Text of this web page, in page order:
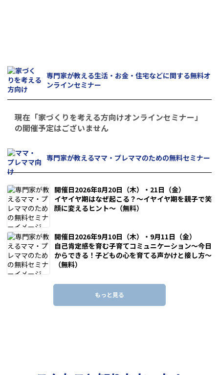
専門家が教える生活・お金・住宅などに関する無料オ
ンラインセミナー
現在「家づくりを考える方向けオンラインセミナー」
の開催予定はございません
専門家が教えるママ・プレママのための無料セミナー
開催日2026年8月20日（木）・21日（金）
イヤイヤ期はなぜ起こる？～イヤイヤ期を親子で笑
顔に変えるヒント～（無料）
開催日2026年9月10日（木）・9月11日（金）
自己肯定感を育む子育てコミュニケーション～今日
からできる！子どもの心を育てる声かけと接し方～
（無料）
もっと見る